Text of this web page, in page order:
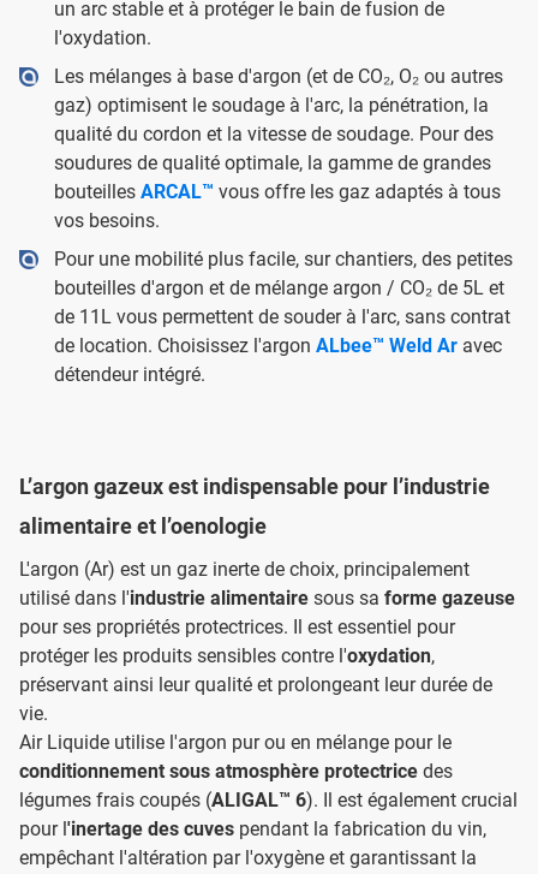
un arc stable et à protéger le bain de fusion de
l'oxydation.
Les mélanges à base d'argon (et de CO₂, O₂ ou autres
gaz) optimisent le soudage à l'arc, la pénétration, la
qualité du cordon et la vitesse de soudage. Pour des
soudures de qualité optimale, la gamme de grandes
bouteilles ARCAL™ vous offre les gaz adaptés à tous
vos besoins.
Pour une mobilité plus facile, sur chantiers, des petites
bouteilles d'argon et de mélange argon / CO₂ de 5L et
de 11L vous permettent de souder à l'arc, sans contrat
de location. Choisissez l'argon ALbee™ Weld Aravec
détendeur intégré.
L’argon gazeux est indispensable pour l’industrie
alimentaire et l’oenologie
L'argon (Ar) est un gaz inerte de choix, principalement
utilisé dans l'industrie alimentaire sous sa forme gazeuse
pour ses propriétés protectrices. Il est essentiel pour
protéger les produits sensibles contre l'oxydation,
préservant ainsi leur qualité et prolongeant leur durée de
vie.
Air Liquide utilise l'argon pur ou en mélange pour le
conditionnement sous atmosphère protectrice des
légumes frais coupés (ALIGAL™ 6). Il est également crucial
pour l'inertage des cuves pendant la fabrication du vin,
empêchant l'altération par l'oxygène et garantissant la